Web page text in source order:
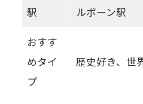
駅
ルボーン駅
おすす
めタイ
プ
歴史好き、世